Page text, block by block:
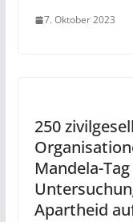
7. Oktober 2023
250
Mandela-
Apartheid